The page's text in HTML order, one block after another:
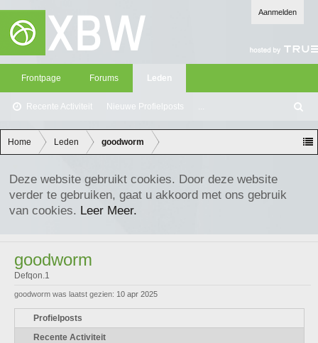
Aanmelden
Frontpage Forums Leden
Recente Activiteit Nieuwe Profielposts ...
oe
ke
n
Home Leden goodworm
Deze website gebruikt cookies. Door deze website
verder te gebruiken, gaat u akkoord met ons gebruik
van cookies. Leer Meer.
goodworm
Defqon.1
goodworm was laatst gezien: 10 apr 2025
Profielposts
Recente Activiteit